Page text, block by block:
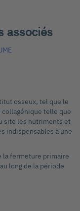
associés
osseux, tel que le
telle que
site les nutriments et
indispensables à une
la fermeture primaire
long de la période